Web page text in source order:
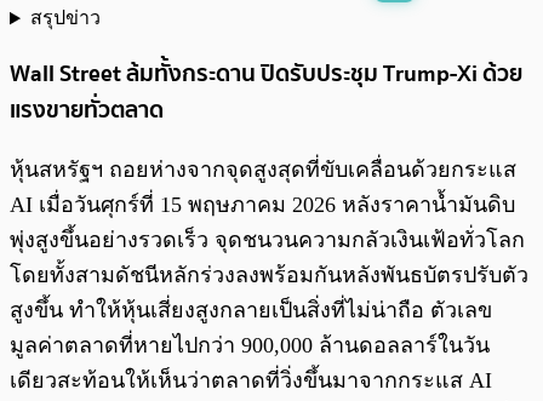
สรุปข่าว
Wall Street ล้มทั้งกระดาน ปิดรับประชุม Trump-Xi ด้วย
แรงขายทั่วตลาด
หุ้นสหรัฐฯ ถอยห่างจากจุดสูงสุดที่ขับเคลื่อนด้วยกระแส
AI เมื่อวันศุกร์ที่ 15 พฤษภาคม 2026 หลังราคาน้ำมันดิบ
พุ่งสูงขึ้นอย่างรวดเร็ว จุดชนวนความกลัวเงินเฟ้อทั่วโลก
โดยทั้งสามดัชนีหลักร่วงลงพร้อมกันหลังพันธบัตรปรับตัว
สูงขึ้น ทำให้หุ้นเสี่ยงสูงกลายเป็นสิ่งที่ไม่น่าถือ ตัวเลข
มูลค่าตลาดที่หายไปกว่า 900,000 ล้านดอลลาร์ในวัน
เดียวสะท้อนให้เห็นว่าตลาดที่วิ่งขึ้นมาจากกระแส AI